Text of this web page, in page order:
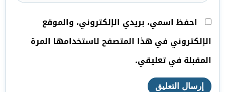
احفظ اسمي، بريدي الإلكتروني، والموقع
الإلكتروني في هذا المتصفح لاستخدامها المرة
المقبلة في تعليقي.